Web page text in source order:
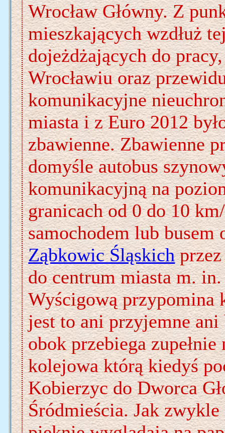
Wrocław Główny. Z
mieszkających wzdłuż
dojeżdżających do
Wrocławiu oraz
komunikacyjne
miasta i z Euro 2012
zbawienne. Zbawienne
domyśle autobus
komunikacyjną na
granicach od 0 do 10
samochodem lub
Ząbkowic Śląskichprzez
do centrum miasta m.
Wyścigową przypomina
jest to ani przyjemne ani
obok przebiega
kolejowa którą kiedyś
Kobierzyc do Dworca
Śródmieścia. Jak